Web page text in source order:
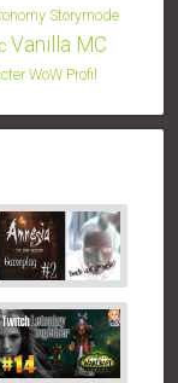
Storymode
Vanilla MC
WoW Profil